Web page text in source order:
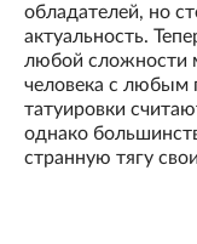
обладателей, но
актуальность.
любой сложности
человека с
татуировки
однако
странную тягу